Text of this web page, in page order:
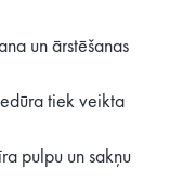
un ārstēšanas
tiek veikta
pulpu un sakņu